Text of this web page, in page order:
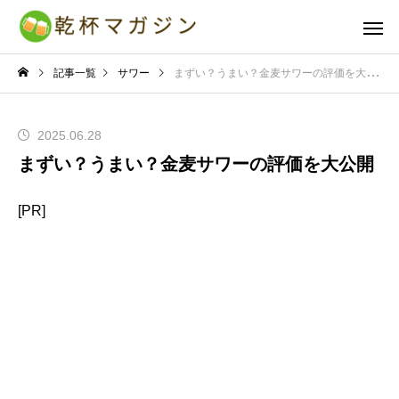
記事一覧 サワー まずい？うまい？金麦サワーの評価を大公開
2025.06.28
まずい？うまい？金麦サワーの評価を大公開
[PR]